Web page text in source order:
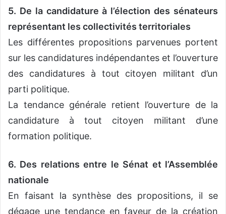
5. De la candidature à l’élection des sénateurs
représentant les collectivités territoriales
Les différentes propositions parvenues portent
sur les candidatures indépendantes et l’ouverture
des candidatures à tout citoyen militant d’un
parti politique.
La tendance générale retient l’ouverture de la
candidature à tout citoyen militant d’une
formation politique.
6. Des relations entre le Sénat et l’Assemblée
nationale
En faisant la synthèse des propositions, il se
dégage une tendance en faveur de la création